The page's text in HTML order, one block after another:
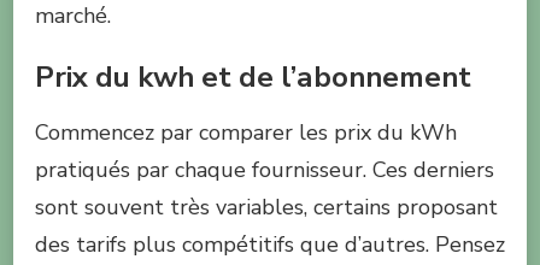
marché.
Prix du kwh et de l’abonnement
Commencez par comparer les prix du kWh
pratiqués par chaque fournisseur. Ces derniers
sont souvent très variables, certains proposant
des tarifs plus compétitifs que d’autres. Pensez